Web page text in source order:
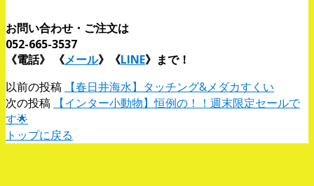
お問い合わせ・ご注文は
052-665-3537
《電話》
《メール》《LINE》まで！
以前の投稿
【春日井海水】タッチング&メダカすくい
次の投稿
【インター小動物】恒例の！！週末限定セールで
す🌟
トップに戻る